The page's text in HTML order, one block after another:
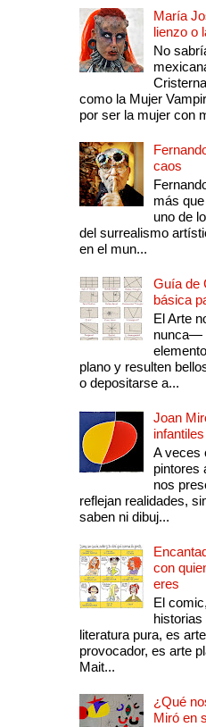
María
lienzo o
No
como la Mujer
por ser la mujer con
caos
más
uno de
del surrealismo
en el mun...
Guía de
básica
El Arte
nunca—
plano y resulten
o depositarse a...
Joan
A veces
pintores
nos
reflejan realidades,
saben ni dibuj...
con
eres
El
historias
literatura pura, es
provocador, es arte
Mait...
¿Qué
Miró en